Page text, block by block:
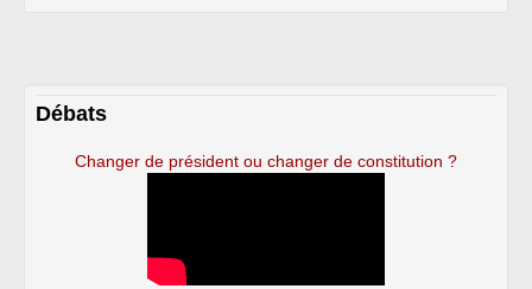
Débats
Changer de président ou changer de constitution ?